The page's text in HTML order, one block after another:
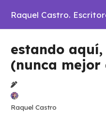
Raquel Castro.
estando
(nunca mejor
Raquel Castro